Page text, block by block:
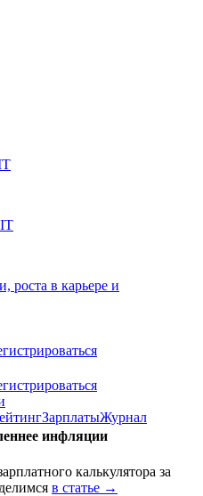
роста в карьере и
ЗарплатыЖурнал
инфляции
калькулятора за
в статье →